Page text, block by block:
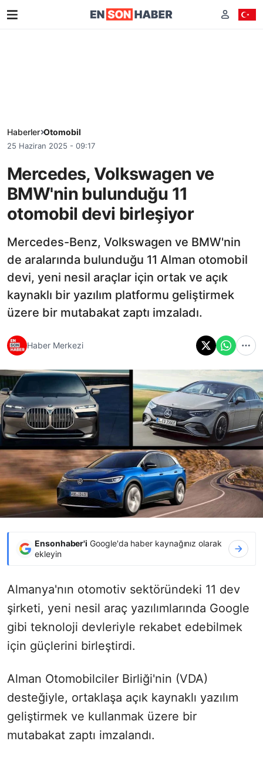
Haberler Otomobil
25 Haziran 2025 - 09:17
Mercedes, Volkswagen ve
BMW'nin bulunduğu 11
otomobil devi birleşiyor
Mercedes-Benz, Volkswagen ve BMW'nin
de aralarında bulunduğu 11 Alman otomobil
devi, yeni nesil araçlar için ortak ve açık
kaynaklı bir yazılım platformu geliştirmek
üzere bir mutabakat zaptı imzaladı.
Haber Merkezi
Ensonhaber'i Google'da haber kaynağınız olarak
ekleyin
Almanya'nın otomotiv sektöründeki 11 dev
şirketi, yeni nesil araç yazılımlarında Google
gibi teknoloji devleriyle rekabet edebilmek
için güçlerini birleştirdi.
Alman Otomobilciler Birliği'nin (VDA)
desteğiyle, ortaklaşa açık kaynaklı yazılım
geliştirmek ve kullanmak üzere bir
mutabakat zaptı imzalandı.